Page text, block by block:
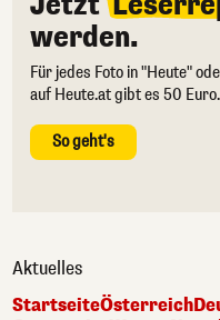
werden.
Für jedes Foto in "Heute"
auf Heute.at gibt es 50 Euro.
So geht's
Aktuelles
StartseiteÖsterreich